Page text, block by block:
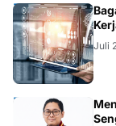
TEKNOLOGI Juli